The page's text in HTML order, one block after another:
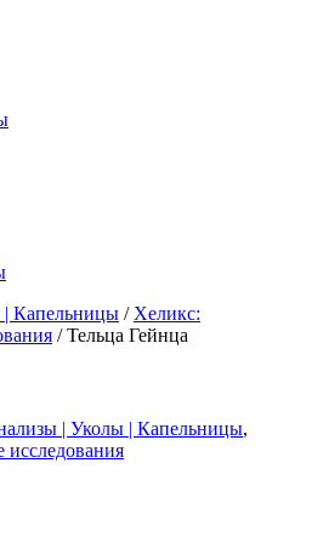
Капельницы / Хеликс:
/ Тельца Гейнца
| Уколы | Капельницы,